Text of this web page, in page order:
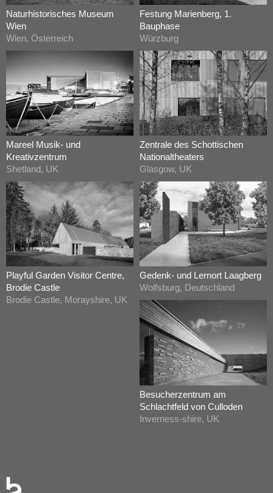
Naturhistorisches Museum
Wien
Wien, Österreich
Festung Marienberg, 1.
Bauphase
Würzburg
Mareel Musik- und
Kreativzentrum
Shetland, UK
Zentrale des Schottischen
Nationaltheaters
Glasgow, UK
Playful Garden Visitor Centre,
Brodie Castle
Brodie Castle, Morayshire, UK
Gedenk- und Lernort Laagberg
Wolfsburg, Deutschland
Besucherzentrum am
Schlachtfeld von Culloden
Inverness-shire, UK